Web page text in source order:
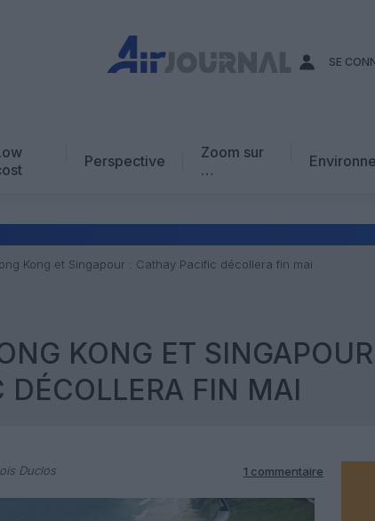
SE
Perspective
Zoom sur
…
Avis d’expert
Kong et Singapour : Cathay Pacific décollera fin mai
KONG ET
DÉCOLLERA FIN MAI
Duclos 1 commentaire